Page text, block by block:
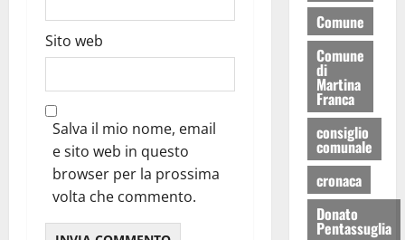
Sito web
Salva il mio nome, email
e sito web in questo
browser per la prossima
volta che commento.
Comune
Comune
di
Martina
Franca
consiglio
comunale
cronaca
Donato
Pentassuglia